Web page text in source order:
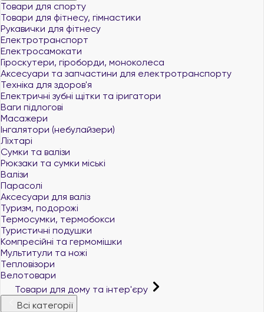
Товари для спорту
Товари для фітнесу, гімнастики
Рукавички для фітнесу
Електротранспорт
Електросамокати
Гіроскутери, гіроборди, моноколеса
Аксесуари та запчастини для електротранспорту
Техніка для здоров'я
Електричні зубні щітки та іригатори
Ваги підлогові
Масажери
Інгалятори (небулайзери)
Ліхтарі
Сумки та валізи
Рюкзаки та сумки міські
Валізи
Парасолі
Аксесуари для валіз
Туризм, подорожі
Термосумки, термобокси
Туристичні подушки
Компресійні та гермомішки
Мультитули та ножі
Тепловізори
Велотовари
Товари для дому та інтер'єру
Всі категорії